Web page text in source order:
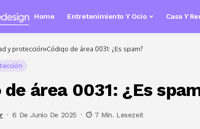
Home Entretenimiento Y Ocio Casa Y
y protección Código de área 0031: ¿Es spam?
de área 0031: ¿Es
6 De Junio De 2025 7 Min. Lesezeit